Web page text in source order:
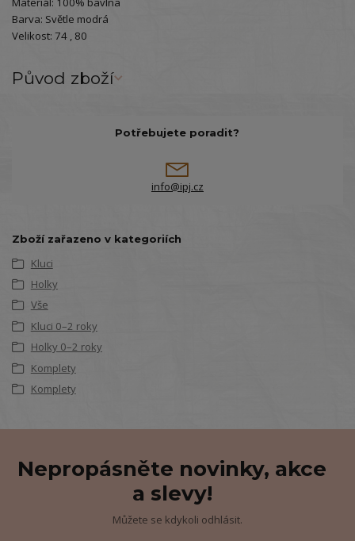
Barva: Světle modrá
Velikost: 74 , 80
Původ zboží
Potřebujete poradit?
info@ipj.cz
Zboží zařazeno v kategoriích
Kluci
Holky
Vše
Kluci 0–2 roky
Holky 0–2 roky
Komplety
Komplety
Nepropásněte novinky, akce
a slevy!
Můžete se kdykoli odhlásit.